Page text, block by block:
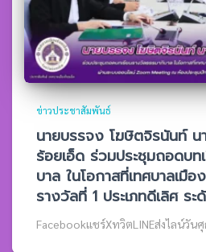
ข่าวประชาสัมพันธ์
นายบรรจง โฆษิตจิรนันท์ น
ร้อยเอ็ด ร่วมประชุมถอดบท
บาล ในโอกาสที่เทศบาลเมือ
รางวัลที่ 1 ประเภทดีเลิศ ระ
Facebookแชร์XทวิตLINEส่งไลน์วัน